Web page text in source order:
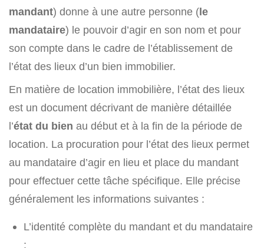
mandant) donne à une autre personne (le
mandataire) le pouvoir d’agir en son nom et pour
son compte dans le cadre de l’établissement de
l’état des lieux d’un bien immobilier.
En matière de location immobilière, l’état des lieux
est un document décrivant de manière détaillée
l’état du bien au début et à la fin de la période de
location. La procuration pour l’état des lieux permet
au mandataire d’agir en lieu et place du mandant
pour effectuer cette tâche spécifique. Elle précise
généralement les informations suivantes :
L’identité complète du mandant et du mandataire
;